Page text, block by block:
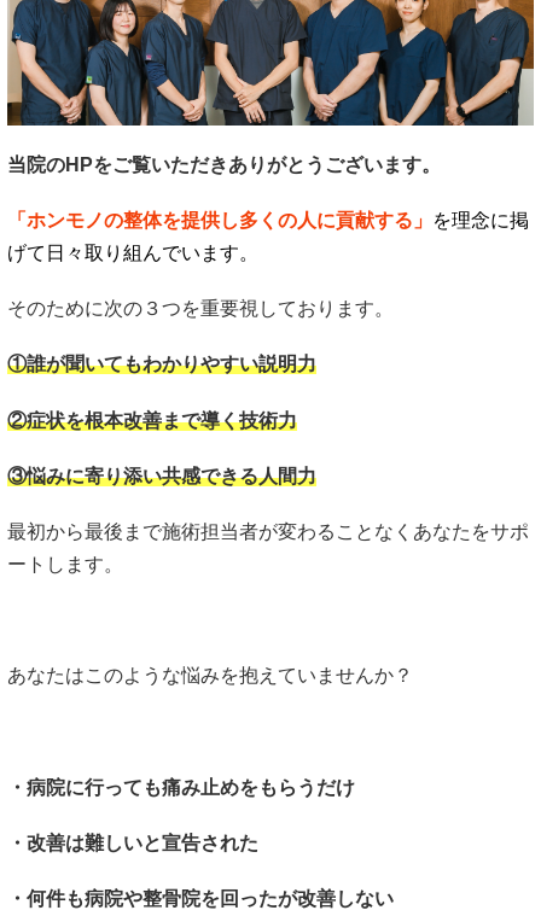
当院のHPをご覧いただきありがとうございます。
「ホンモノの整体を提供し多くの人に貢献する」 を理念に掲
げて日々取り組んでいます。
そのために次の３つを重要視しております。
①誰が聞いてもわかりやすい説明力
②症状を根本改善まで導く技術力
③悩みに寄り添い共感できる人間力
最初から最後まで施術担当者が変わることなくあなたをサポ
ートします。
あなたはこのような悩みを抱えていませんか？
・病院に行っても痛み止めをもらうだけ
・改善は難しいと宣告された
・何件も病院や整骨院を回ったが改善しない